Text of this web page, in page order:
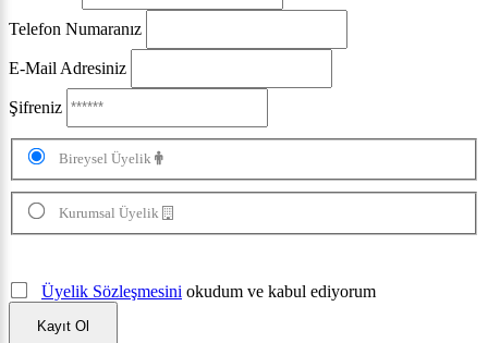
Telefon Numaranız
E-Mail Adresiniz
Şifreniz
Bireysel Üyelik
Kurumsal Üyelik
Üyelik Sözleşmesini okudum ve kabul ediyorum
Kayıt Ol